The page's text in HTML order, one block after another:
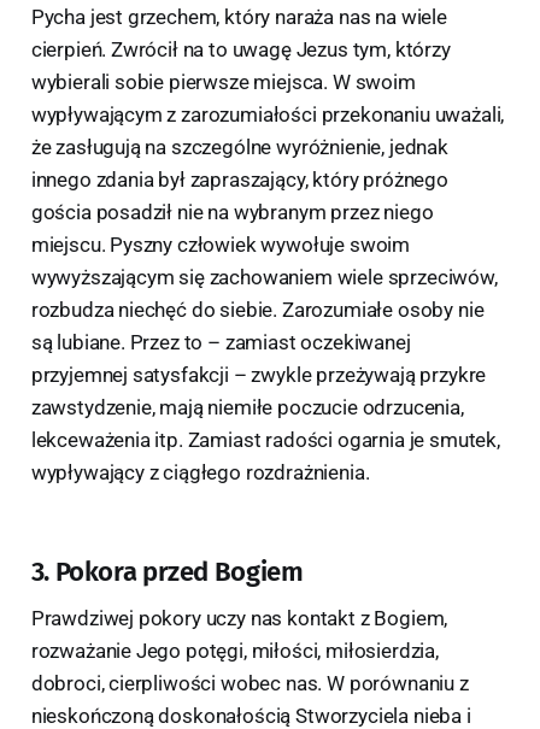
Pycha jest grzechem, który naraża nas na wiele
cierpień. Zwrócił na to uwagę Jezus tym, którzy
wybierali sobie pierwsze miejsca. W swoim
wypływającym z zarozumiałości przekonaniu uważali,
że zasługują na szczególne wyróżnienie, jednak
innego zdania był zapraszający, który próżnego
gościa posadził nie na wybranym przez niego
miejscu. Pyszny człowiek wywołuje swoim
wywyższającym się zachowaniem wiele sprzeciwów,
rozbudza niechęć do siebie. Zarozumiałe osoby nie
są lubiane. Przez to – zamiast oczekiwanej
przyjemnej satysfakcji – zwykle przeżywają przykre
zawstydzenie, mają niemiłe poczucie odrzucenia,
lekceważenia itp. Zamiast radości ogarnia je smutek,
wypływający z ciągłego rozdrażnienia.
3. Pokora przed Bogiem
Prawdziwej pokory uczy nas kontakt z Bogiem,
rozważanie Jego potęgi, miłości, miłosierdzia,
dobroci, cierpliwości wobec nas. W porównaniu z
nieskończoną doskonałością Stworzyciela nieba i